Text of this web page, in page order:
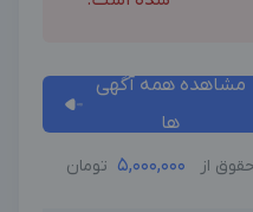
مشاهده همه آگهی
ها
حقوق از 5,000,000 تومان